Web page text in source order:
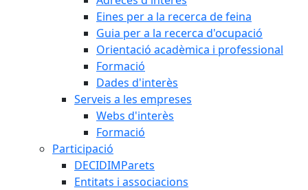
Eines per a la recerca de feina
Guia per a la recerca d'ocupació
Orientació acadèmica i professional
Formació
Dades d'interès
Serveis a les empreses
Webs d'interès
Formació
Participació
DECIDIMParets
Entitats i associacions